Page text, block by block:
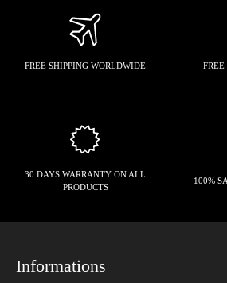
FREE SHIPPING WORLDWIDE
30 DAYS WARRANTY ON ALL
PRODUCTS
100%
Informations